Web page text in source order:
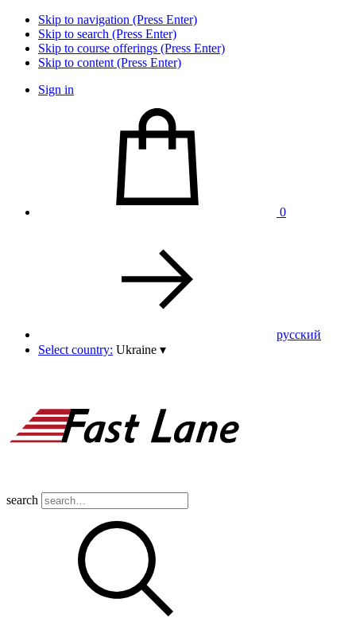
Skip to navigation (Press Enter)
Skip to search (Press Enter)
Skip to course offerings (Press Enter)
Skip to content (Press Enter)
Sign in
0
pусский
Select country: Ukraine ▾
search